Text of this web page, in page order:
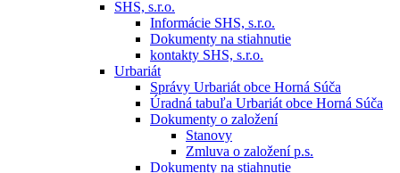
SHS, s.r.o.
Informácie SHS, s.r.o.
Dokumenty na stiahnutie
kontakty SHS, s.r.o.
Urbariát
Správy Urbariát obce Horná Súča
Úradná tabuľa Urbariát obce Horná Súča
Dokumenty o založení
Stanovy
Zmluva o založení p.s.
Dokumenty na stiahnutie